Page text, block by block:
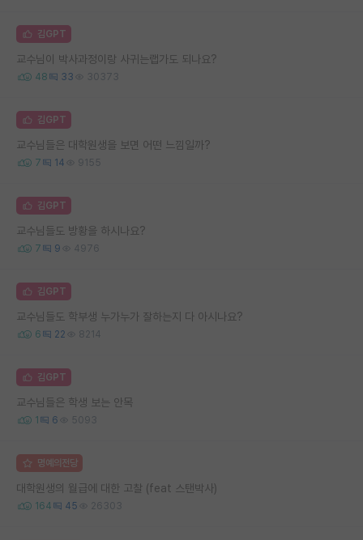
김GPT
교수님이 박사과정이랑 사귀는랩가도 되나요?
48 33 30373
김GPT
교수님들은 대학원생을 보면 어떤 느낌일까?
7 14 9155
김GPT
교수님들도 방황을 하시나요?
7 9 4976
김GPT
교수님들도 학부생 누가누가 잘하는지 다 아시나요?
6 22 8214
김GPT
교수님들은 학생 보는 안목
1 6 5093
명예의전당
대학원생의 월급에 대한 고찰 (feat 스탠박사)
164 45 26303